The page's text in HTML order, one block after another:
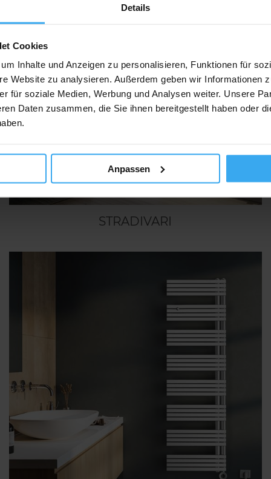
Details
Cookies
Inhalte und Anzeigen zu personalisieren, Funktionen für
Website zu analysieren. Außerdem geben wir Informationen
für soziale Medien, Werbung und Analysen weiter. Unsere
Daten zusammen, die Sie ihnen bereitgestellt haben oder
Anpassen
STRADIVARI